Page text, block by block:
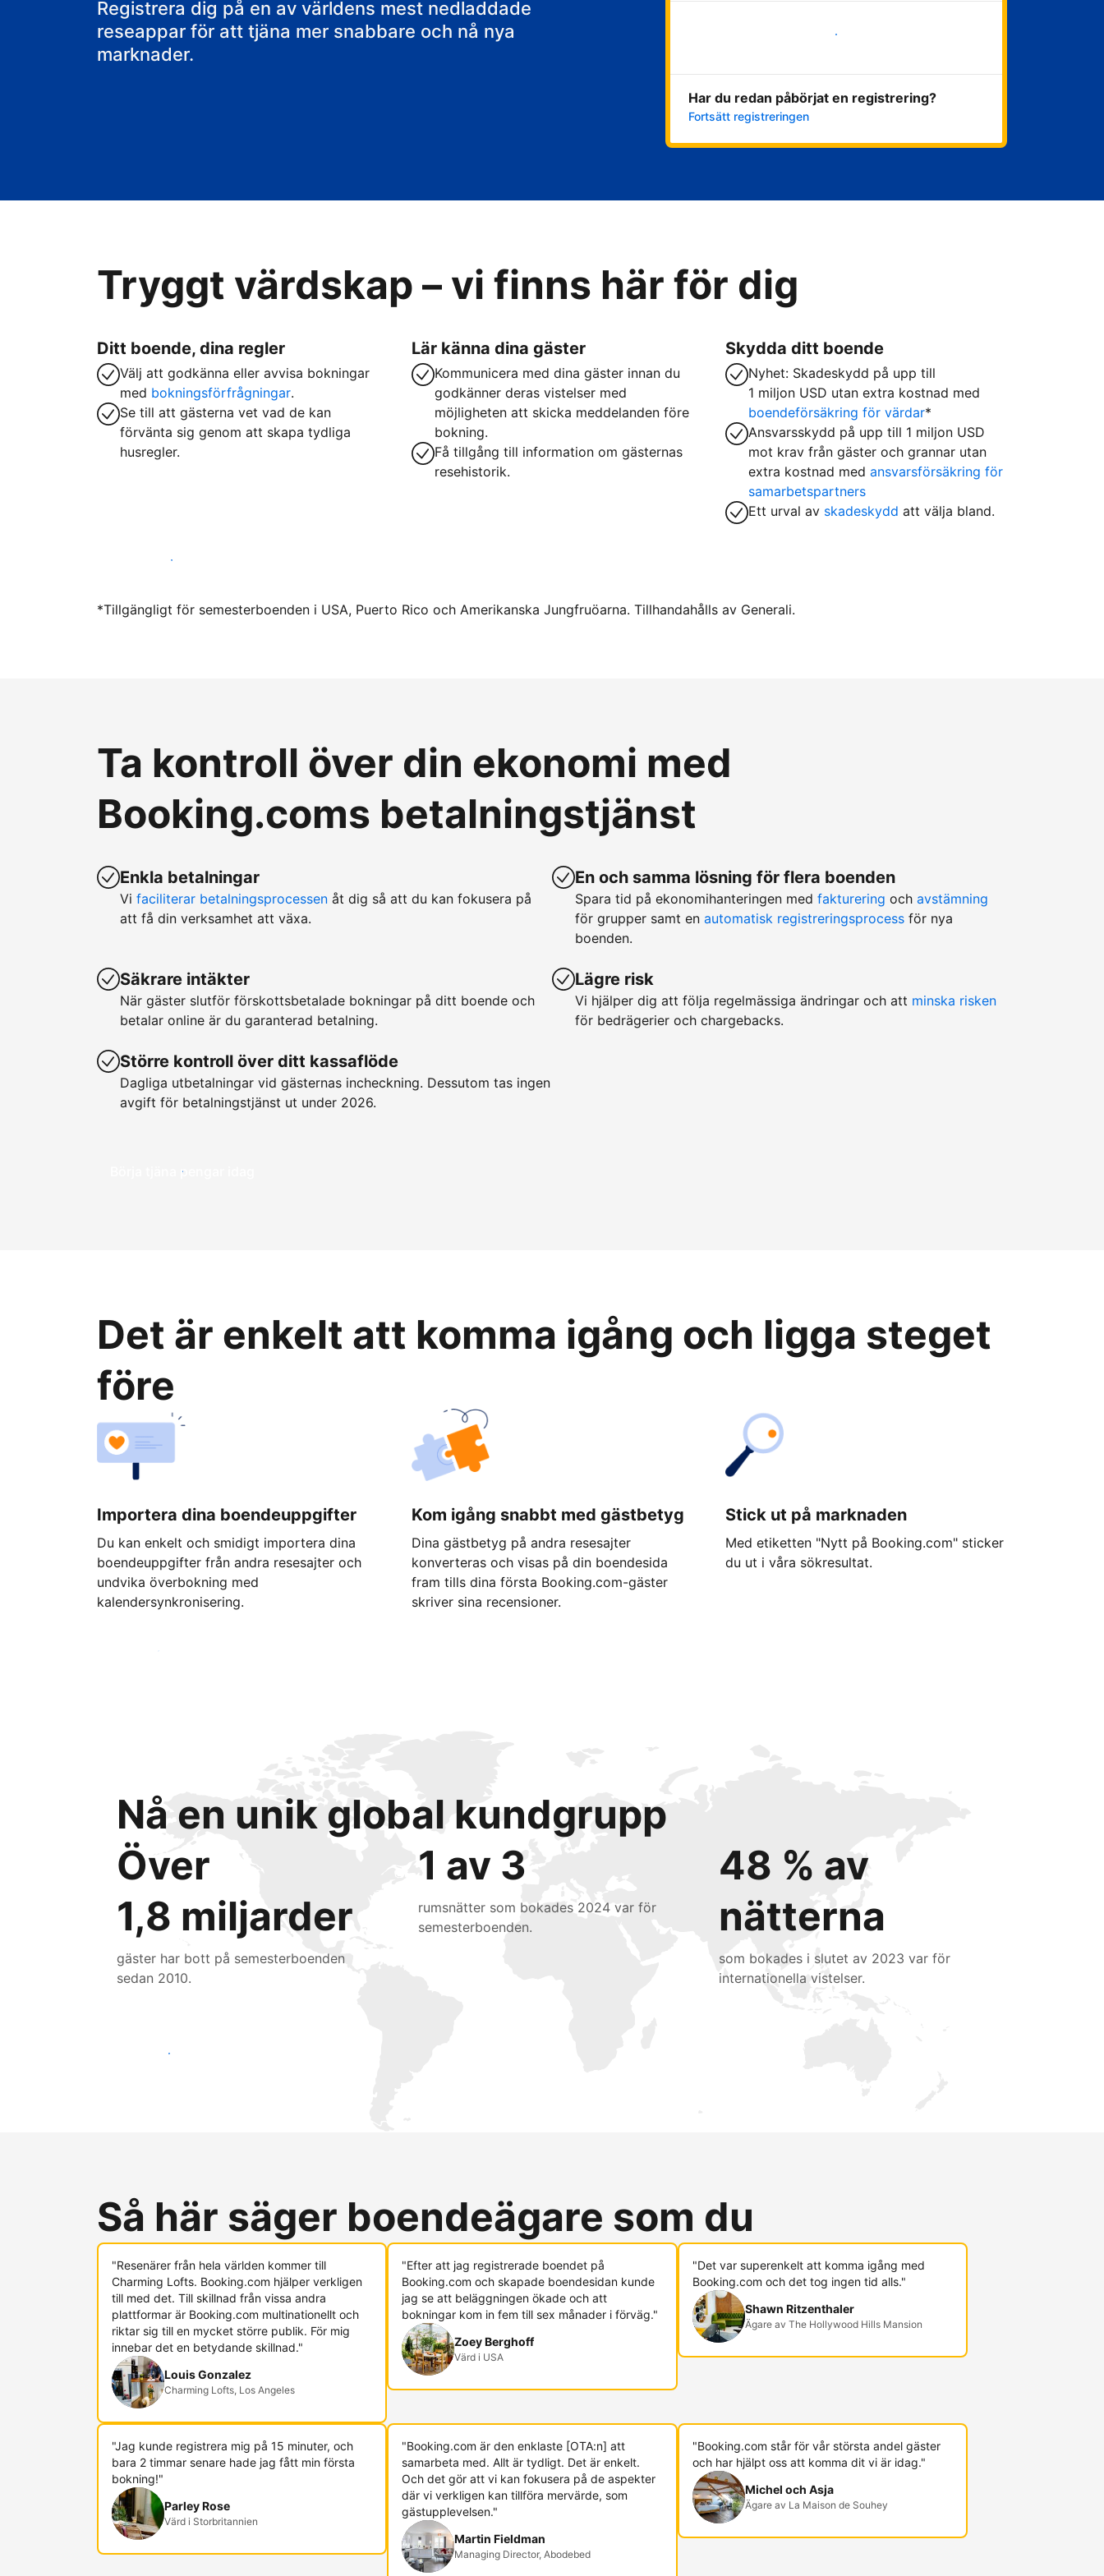
Registrera dig på en av världens mest nedladdade
reseappar för att tjäna mer snabbare och nå nya
marknader.
Kom igång nu
Har du redan påbörjat en registrering?
Fortsätt registreringen
Tryggt värdskap – vi finns här för dig
Ditt boende, dina regler
Välj att godkänna eller avvisa bokningar
med bokningsförfrågningar.
Se till att gästerna vet vad de kan
förvänta sig genom att skapa tydliga
husregler.
Lär känna dina gäster
Kommunicera med dina gäster innan du
godkänner deras vistelser med
möjligheten att skicka meddelanden före
bokning.
Få tillgång till information om gästernas
resehistorik.
Skydda ditt boende
Nyhet: Skadeskydd på upp till
1 miljon USD utan extra kostnad med
boendeförsäkring för värdar*
Ansvarsskydd på upp till 1 miljon USD
mot krav från gäster och grannar utan
extra kostnad medansvarsförsäkring för
samarbetspartners
Ett urval av skadeskydd att välja bland.
Hyr ut hos oss idag
*Tillgängligt för semesterboenden i USA, Puerto Rico och Amerikanska Jungfruöarna. Tillhandahålls av Generali.
Ta kontroll över din ekonomi med
Booking.coms betalningstjänst
Enkla betalningar
Vi faciliterar betalningsprocessen åt dig så att du kan fokusera på
att få din verksamhet att växa.
Säkrare intäkter
När gäster slutför förskottsbetalade bokningar på ditt boende och
betalar online är du garanterad betalning.
Större kontroll över ditt kassaflöde
Dagliga utbetalningar vid gästernas incheckning. Dessutom tas ingen
avgift för betalningstjänst ut under 2026.
En och samma lösning för flera boenden
Spara tid på ekonomihanteringen med fakturering och avstämning
för grupper samt en automatisk registreringsprocess för nya
boenden.
Lägre risk
Vi hjälper dig att följa regelmässiga ändringar och att minska risken
för bedrägerier och chargebacks.
Börja tjäna pengar idag
Det är enkelt att komma igång och ligga steget
före
Importera dina boendeuppgifter
Du kan enkelt och smidigt importera dina
boendeuppgifter från andra resesajter och
undvika överbokning med
kalendersynkronisering.
Kom igång snabbt med gästbetyg
Dina gästbetyg på andra resesajter
konverteras och visas på din boendesida
fram tills dina första Booking.com-gäster
skriver sina recensioner.
Stick ut på marknaden
Med etiketten "Nytt på Booking.com" sticker
du ut i våra sökresultat.
Kom igång idag
Nå en unik global kundgrupp
Över
1,8 miljarder
gäster har bott på semesterboenden
sedan 2010.
1 av 3
rumsnätter som bokades 2024 var för
semesterboenden.
48 % av
nätterna
som bokades i slutet av 2023 var för
internationella vistelser.
Nå nya gäster idag
Så här säger boendeägare som du
"Resenärer från hela världen kommer till
Charming Lofts. Booking.com hjälper verkligen
till med det. Till skillnad från vissa andra
plattformar är Booking.com multinationellt och
riktar sig till en mycket större publik. För mig
innebar det en betydande skillnad."
Louis Gonzalez
Charming Lofts, Los Angeles
"Efter att jag registrerade boendet på
Booking.com och skapade boendesidan kunde
jag se att beläggningen ökade och att
bokningar kom in fem till sex månader i förväg."
Zoey Berghoff
Värd i USA
"Det var superenkelt att komma igång med
Booking.com och det tog ingen tid alls."
Shawn Ritzenthaler
Ägare av The Hollywood Hills Mansion
"Jag kunde registrera mig på 15 minuter, och
bara 2 timmar senare hade jag fått min första
bokning!"
Parley Rose
Värd i Storbritannien
"Booking.com är den enklaste [OTA:n] att
samarbeta med. Allt är tydligt. Det är enkelt.
Och det gör att vi kan fokusera på de aspekter
där vi verkligen kan tillföra mervärde, som
gästupplevelsen."
Martin Fieldman
Managing Director, Abodebed
"Booking.com står för vår största andel gäster
och har hjälpt oss att komma dit vi är idag."
Michel och Asja
Ägare av La Maison de Souhey